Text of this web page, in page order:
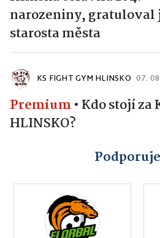
narozeniny, gratuloval
starosta města
KS FIGHT GYM HLINSKO 07.
Premium • Kdo stojí za
HLINSKO?